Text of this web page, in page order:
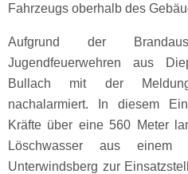
Fahrzeugs oberhalb des
Aufgrund der
Jugendfeuerwehren aus
Bullach mit der
nachalarmiert. In diesem
Kräfte über eine 560 Meter
Löschwasser aus einem
Unterwindsberg zur